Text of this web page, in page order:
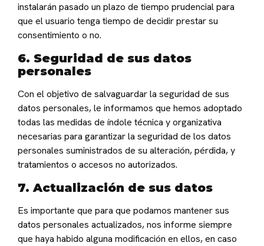
instalarán pasado un plazo de tiempo prudencial para
que el usuario tenga tiempo de decidir prestar su
consentimiento o no.
6. Seguridad de sus datos
personales
Con el objetivo de salvaguardar la seguridad de sus
datos personales, le informamos que hemos adoptado
todas las medidas de índole técnica y organizativa
necesarias para garantizar la seguridad de los datos
personales suministrados de su alteración, pérdida, y
tratamientos o accesos no autorizados.
7. Actualización de sus datos
Es importante que para que podamos mantener sus
datos personales actualizados, nos informe siempre
que haya habido alguna modificación en ellos, en caso